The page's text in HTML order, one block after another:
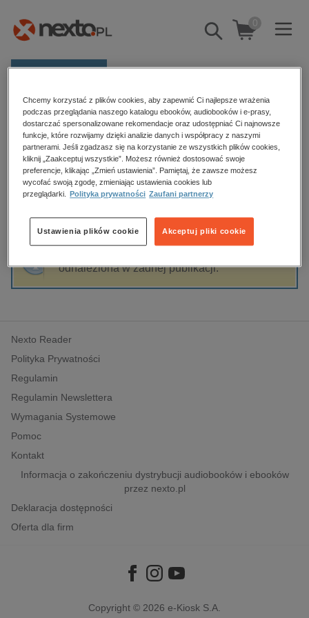
Pokaż/schowaj
wyszukiwarkę
0
Kategorie
Zobacz wszystkie E-prasa
budownictwo, aranżacja wnętrz
biznesowe, branżowe, gospodarka
dzienniki
edukacja
hobby, sport, rozrywka
komputery, internet, technologie, informatyka
polityka, społeczno-informacyjne
psychologiczne
inne
popularno-naukowe
historia
Strona główna Łukasz Knopek Knopka
Łukasz Knopek Knopka
Sortowanie Filtrowanie
odnaleziona w żadnej publikacji.
Nexto Reader
Polityka Prywatności
Regulamin
Regulamin Newslettera
Wymagania Systemowe
Pomoc
Kontakt
Informacja o zakończeniu dystrybucji audiobooków i ebooków
przez nexto.pl
Deklaracja dostępności
Oferta dla firm
Copyright © 2026 e-Kiosk S.A.
Chcemy korzystać z plików cookies, aby zapewnić Ci najlepsze wrażenia
podczas przeglądania naszego katalogu ebooków, audiobooków i e-prasy,
dostarczać spersonalizowane rekomendacje oraz udostępniać Ci najnowsze
funkcje, które rozwijamy dzięki analizie danych i współpracy z naszymi
partnerami. Jeśli zgadzasz się na korzystanie ze wszystkich plików cookies,
kliknij „Zaakceptuj wszystkie”. Możesz również dostosować swoje
preferencje, klikając „Zmień ustawienia”. Pamiętaj, że zawsze możesz
wycofać swoją zgodę, zmieniając ustawienia cookies lub
przeglądarki.
Polityka prywatności Zaufani partnerzy
Akceptuj pliki cookie
Ustawienia plików cookie